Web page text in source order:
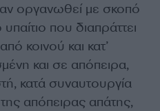
οργανωθεί με σκοπό
που διαπράττει
κοινού και κατ’
και σε απόπειρα,
κατά συναυτουργία
απόπειρας απάτης,